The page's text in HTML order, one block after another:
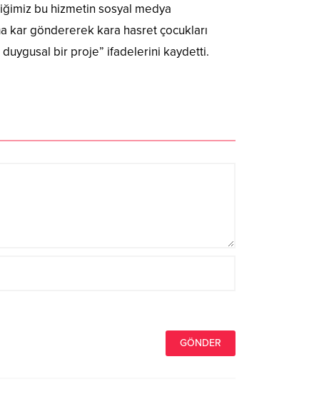
bu hizmetin sosyal medya
kar göndererek kara hasret çocukları
duygusal bir proje” ifadelerini kaydetti.